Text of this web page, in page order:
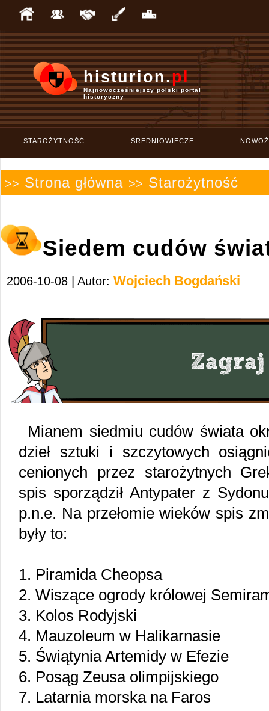
histurion.pl
Najnowocześniejszy polski portal
historyczny
STAROŻYTNOŚĆ ŚREDNIOWIECZE
>> Strona główna >> Starożytność
Siedem cudów
2006-10-08 | Autor: Wojciech Bogdański
Mianem siedmiu cudów świata
dzieł sztuki i szczytowych
cenionych przez starożytnych
spis sporządził Antypater z
p.n.e. Na przełomie wieków spis
były to:
1. Piramida Cheopsa
2. Wiszące ogrody królowej
3. Kolos Rodyjski
4. Mauzoleum w Halikarnasie
5. Świątynia Artemidy w Efezie
6. Posąg Zeusa olimpijskiego
7. Latarnia morska na Faros